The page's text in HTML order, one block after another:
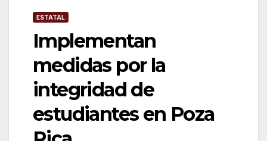
ESTATAL
Implementan
medidas por la
integridad de
estudiantes en Poza